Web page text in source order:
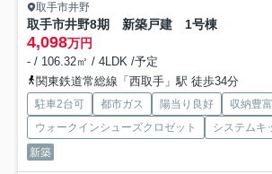
取手市井野
取手市井野8期 新築戸建 1号棟
4,098万円
- / 106.32㎡ / 4LDK /予定
関東鉄道常総線「西取手」駅 徒歩34分
駐車2台可 都市ガス 陽当り良好
収納豊富
ウォークインシューズクロゼット
システムキ
新築